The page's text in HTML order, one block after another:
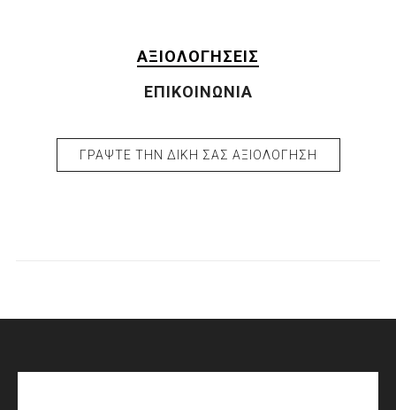
ΑΞΙΟΛΟΓΉΣΕΙΣ
ΕΠΙΚΟΙΝΩΝΊΑ
ΓΡΆΨΤΕ ΤΗΝ ΔΙΚΉ ΣΑΣ ΑΞΙΟΛΌΓΗΣΗ